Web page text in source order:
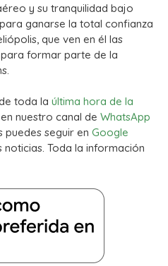
y su tranquilidad bajo
ganarse la total confianza
que ven en él las
formar parte de la
toda la última hora de la
nuestro canal de WhatsApp
puedes seguir en Google
Toda la información